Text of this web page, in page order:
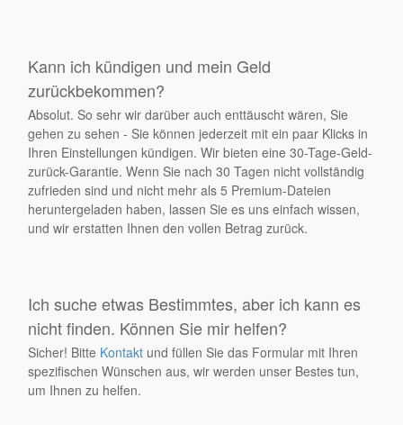
Kann ich kündigen und mein Geld
zurückbekommen?
Absolut. So sehr wir darüber auch enttäuscht wären, Sie
gehen zu sehen - Sie können jederzeit mit ein paar Klicks in
Ihren Einstellungen kündigen. Wir bieten eine 30-Tage-Geld-
zurück-Garantie. Wenn Sie nach 30 Tagen nicht vollständig
zufrieden sind und nicht mehr als 5 Premium-Dateien
heruntergeladen haben, lassen Sie es uns einfach wissen,
und wir erstatten Ihnen den vollen Betrag zurück.
Ich suche etwas Bestimmtes, aber ich kann es
nicht finden. Können Sie mir helfen?
Sicher! Bitte Kontakt und füllen Sie das Formular mit Ihren
spezifischen Wünschen aus, wir werden unser Bestes tun,
um Ihnen zu helfen.